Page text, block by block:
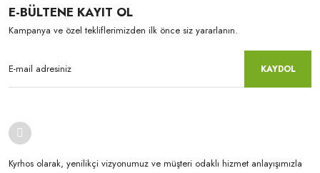
E-BÜLTENE KAYIT OL
Kampanya ve özel tekliflerimizden ilk önce siz yararlanın.
KAYDOL
Kyrhos olarak, yenilikçi vizyonumuz ve müşteri odaklı hizmet anlayışımızla